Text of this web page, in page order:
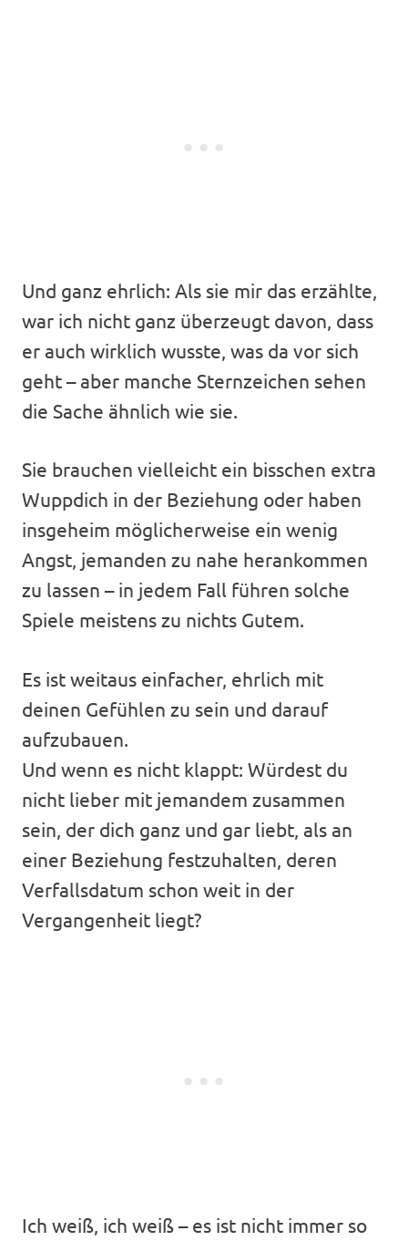
Und ganz ehrlich: Als sie mir das erzählte,
war ich nicht ganz überzeugt davon, dass
er auch wirklich wusste, was da vor sich
geht – aber manche Sternzeichen sehen
die Sache ähnlich wie sie.
Sie brauchen vielleicht ein bisschen extra
Wuppdich in der Beziehung oder haben
insgeheim möglicherweise ein wenig
Angst, jemanden zu nahe herankommen
zu lassen – in jedem Fall führen solche
Spiele meistens zu nichts Gutem.
Es ist weitaus einfacher, ehrlich mit
deinen Gefühlen zu sein und darauf
aufzubauen.
Und wenn es nicht klappt: Würdest du
nicht lieber mit jemandem zusammen
sein, der dich ganz und gar liebt, als an
einer Beziehung festzuhalten, deren
Verfallsdatum schon weit in der
Vergangenheit liegt?
Ich weiß, ich weiß – es ist nicht immer so